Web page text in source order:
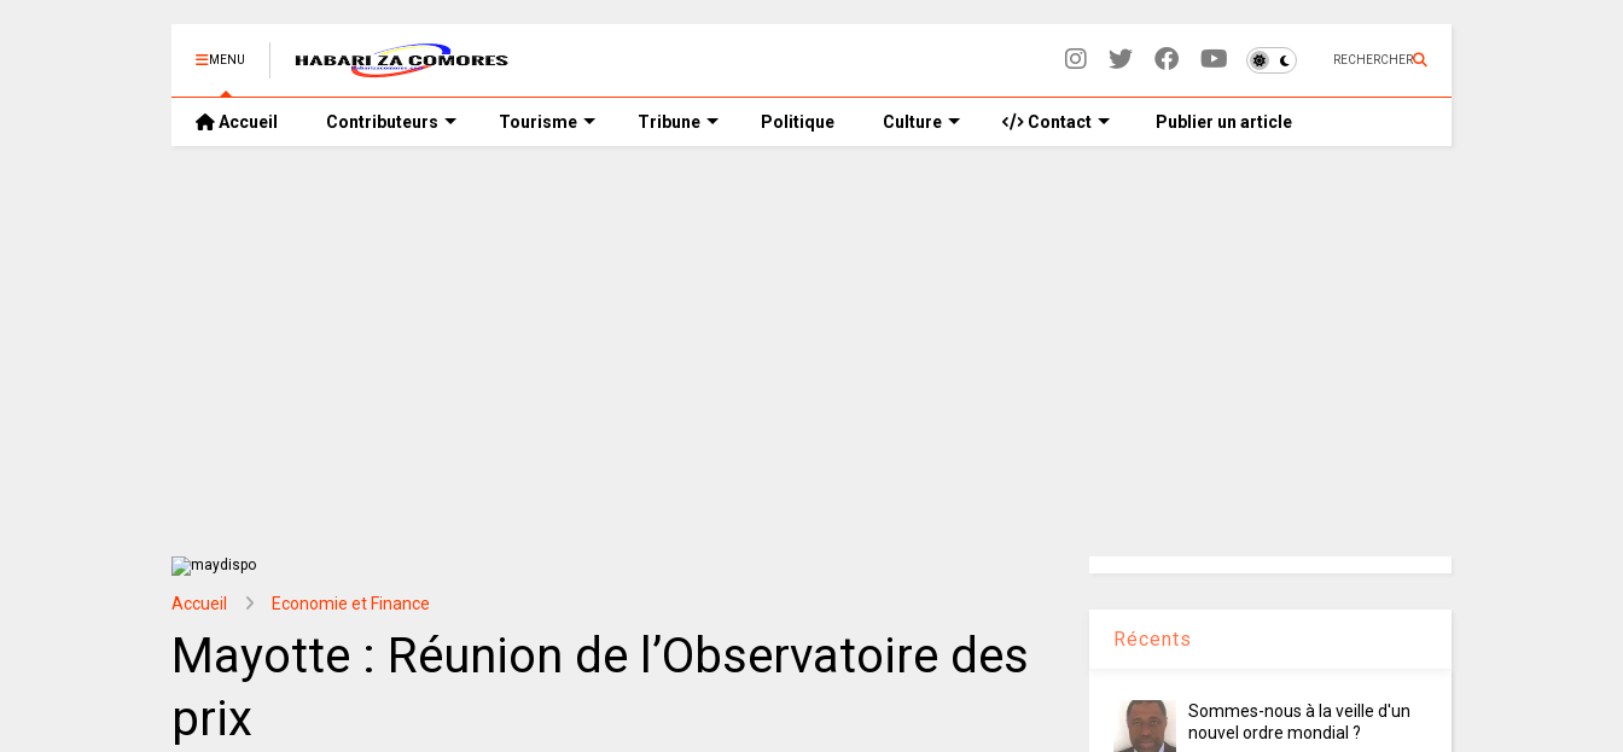
MENU RECHERCHER
Accueil Contributeurs Tourisme Tribune Politique Culture Contact Publier un article
Accueil Economie et Finance
Mayotte : Réunion de l’Observatoire des
prix
Récents
Sommes-nous à la veille d'un
nouvel ordre mondial ?